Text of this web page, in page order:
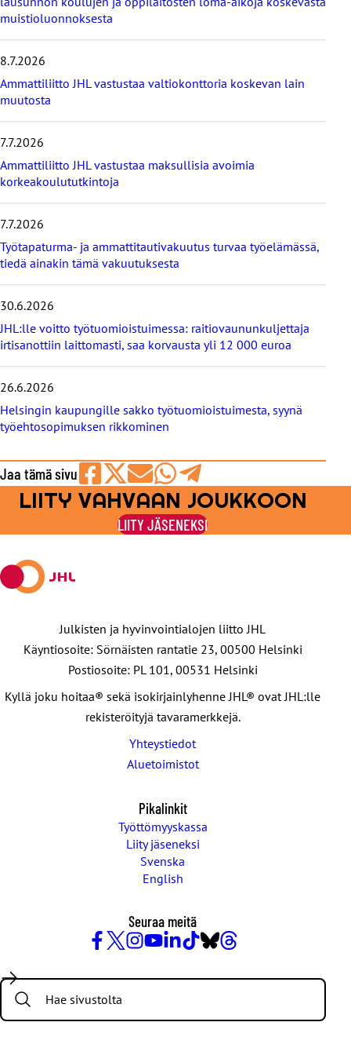
i
i
s
i
ä
t
u
u
t
i
e
t
muistioluonnoksesta
8.7.2026
Ammattiliitto JHL vastustaa valtiokonttoria koskevan lain
muutosta
7.7.2026
Ammattiliitto JHL vastustaa maksullisia avoimia
korkeakoulututkintoja
7.7.2026
Työtapaturma- ja ammattitautivakuutus turvaa työelämässä,
tiedä ainakin tämä vakuutuksesta
30.6.2026
JHL:lle voitto työtuomioistuimessa: raitiovaununkuljettaja
irtisanottiin laittomasti, saa korvausta yli 12 000 euroa
26.6.2026
Helsingin kaupungille sakko työtuomioistuimesta, syynä
työehtosopimuksen rikkominen
Jaa tämä sivu
Jaa
Facebookissa
Jaa
viestipalvelu
X:ssä
Jaa
sähköpostilla
Jaa
WhatsAppilla
Jaa
Telegramilla
LIITY VAHVAAN JOUKKOON
LIITY JÄSENEKSI
Julkisten ja hyvinvointialojen liitto JHL
Käyntiosoite: Sörnäisten rantatie 23, 00500 Helsinki
Postiosoite: PL 101, 00531 Helsinki
Kyllä joku hoitaa® sekä isokirjainlyhenne JHL® ovat JHL:lle
rekisteröityjä tavaramerkkejä.
Yhteystiedot
Aluetoimistot
Pikalinkit
Työttömyyskassa
Liity jäseneksi
Svenska
English
Seuraa meitä
/
Twitter
Search: